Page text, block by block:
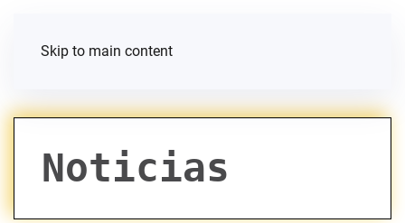
Skip to main content
Noticias